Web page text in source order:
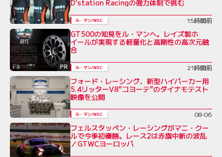
D’station Racingの強力体制で挑む
ル・マン/WEC 15時間前
PR
GT500の知見をル・マンへ。レイズ製ホ
イールが実現する軽量化と高剛性の高次元融
合
ル・マン/WEC 21時間前
フォード・レーシング、新型ハイパーカー用
5.4リッターV8“コヨーテ”のダイナモテスト
映像を公開
ル・マン/WEC 08-06
フェルスタッペン・レーシングがマニ・クー
ルで今季初優勝。レース2は赤旗中断の波乱
／GTWCヨーロッパ